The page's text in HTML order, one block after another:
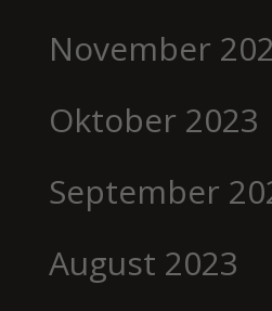
November
Oktober 2023
September
August 2023